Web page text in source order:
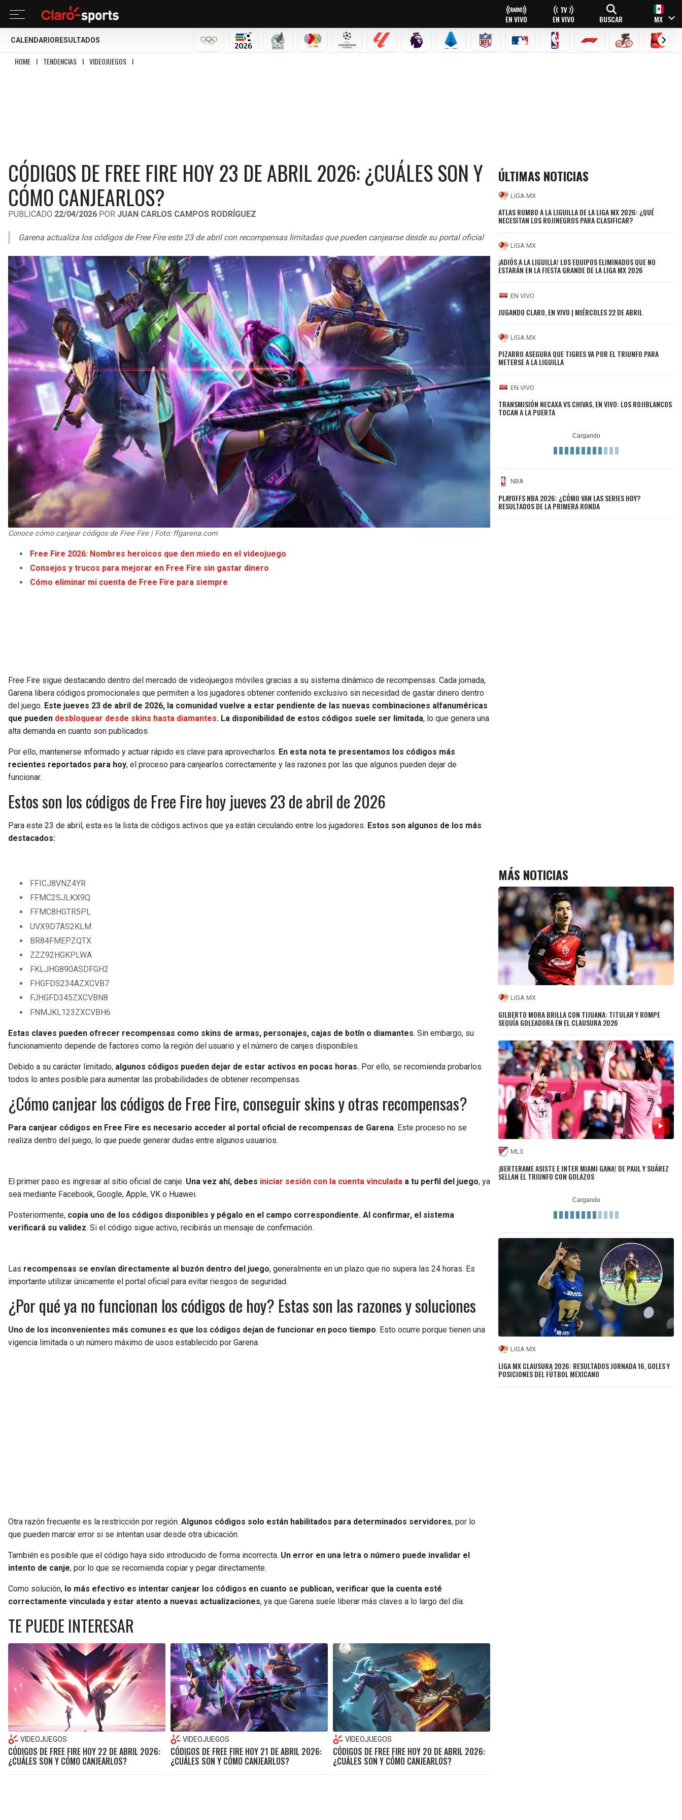
EN VIVO EN VIVO BUSCAR MX
CALENDARIO RESULTADOS
OLÍMPICOSMUNDIAL 2026SELECCIÓN MEXICANA
LIGA MX CHAMPIONS LEAGUE
LALIGA PREMIER LEAGUE
SERIE A NFL MLB NBA FÓRMULA 1CICLISMOBOXEO
HOME I TENDENCIAS I VIDEOJUEGOS I
CÓDIGOS DE FREE FIRE HOY 23 DE ABRIL 2026: ¿CUÁLES SON Y
CÓMO CANJEARLOS?
PUBLICADO 22/04/2026 POR JUAN CARLOS CAMPOS RODRÍGUEZ
Garena actualiza los códigos de Free Fire este 23 de abril con recompensas limitadas que pueden canjearse desde su portal oficial
Conoce cómo canjear códigos de Free Fire | Foto: ffgarena.com
Free Fire 2026: Nombres heroicos que den miedo en el videojuego
Consejos y trucos para mejorar en Free Fire sin gastar dinero
Cómo eliminar mi cuenta de Free Fire para siempre
Free Fire sigue destacando dentro del mercado de videojuegos móviles gracias a su sistema dinámico de recompensas. Cada jornada,
Garena libera códigos promocionales que permiten a los jugadores obtener contenido exclusivo sin necesidad de gastar dinero dentro
del juego. Este jueves 23 de abril de 2026, la comunidad vuelve a estar pendiente de las nuevas combinaciones alfanuméricas
que pueden desbloquear desde skins hasta diamantes. La disponibilidad de estos códigos suele ser limitada, lo que genera una
alta demanda en cuanto son publicados.
Por ello, mantenerse informado y actuar rápido es clave para aprovecharlos. En esta nota te presentamos los códigos más
recientes reportados para hoy, el proceso para canjearlos correctamente y las razones por las que algunos pueden dejar de
funcionar.
Estos son los códigos de Free Fire hoy jueves 23 de abril de 2026
Para este 23 de abril, esta es la lista de códigos activos que ya están circulando entre los jugadores. Estos son algunos de los más
destacados:
FFICJ8VNZ4YR
FFMC2SJLKX9Q
FFMC8HGTR5PL
UVX9D7AS2KLM
BR84FMEPZQTX
ZZZ92HGKPLWA
FKLJHG890ASDFGH2
FHGFDS234AZXCVB7
FJHGFD345ZXCVBN8
FNMJKL123ZXCVBH6
Estas claves pueden ofrecer recompensas como skins de armas, personajes, cajas de botín o diamantes. Sin embargo, su
funcionamiento depende de factores como la región del usuario y el número de canjes disponibles.
Debido a su carácter limitado, algunos códigos pueden dejar de estar activos en pocas horas. Por ello, se recomienda probarlos
todos lo antes posible para aumentar las probabilidades de obtener recompensas.
¿Cómo canjear los códigos de Free Fire, conseguir skins y otras recompensas?
Para canjear códigos en Free Fire es necesario acceder al portal oficial de recompensas de Garena. Este proceso no se
realiza dentro del juego, lo que puede generar dudas entre algunos usuarios.
El primer paso es ingresar al sitio oficial de canje. Una vez ahí, debes iniciar sesión con la cuenta vinculada a tu perfil del juego, ya
sea mediante Facebook, Google, Apple, VK o Huawei.
Posteriormente, copia uno de los códigos disponibles y pégalo en el campo correspondiente. Al confirmar, el sistema
verificará su validez. Si el código sigue activo, recibirás un mensaje de confirmación.
Las recompensas se envían directamente al buzón dentro del juego, generalmente en un plazo que no supera las 24 horas. Es
importante utilizar únicamente el portal oficial para evitar riesgos de seguridad.
¿Por qué ya no funcionan los códigos de hoy? Estas son las razones y soluciones
Uno de los inconvenientes más comunes es que los códigos dejan de funcionar en poco tiempo. Esto ocurre porque tienen una
vigencia limitada o un número máximo de usos establecido por Garena.
Otra razón frecuente es la restricción por región. Algunos códigos solo están habilitados para determinados servidores, por lo
que pueden marcar error si se intentan usar desde otra ubicación.
También es posible que el código haya sido introducido de forma incorrecta. Un error en una letra o número puede invalidar el
intento de canje, por lo que se recomienda copiar y pegar directamente.
Como solución, lo más efectivo es intentar canjear los códigos en cuanto se publican, verificar que la cuenta esté
correctamente vinculada y estar atento a nuevas actualizaciones, ya que Garena suele liberar más claves a lo largo del día.
TE PUEDE INTERESAR
VIDEOJUEGOS
CÓDIGOS DE FREE FIRE HOY 22 DE ABRIL 2026:
¿CUÁLES SON Y CÓMO CANJEARLOS?
VIDEOJUEGOS
CÓDIGOS DE FREE FIRE HOY 21 DE ABRIL 2026:
¿CUÁLES SON Y CÓMO CANJEARLOS?
VIDEOJUEGOS
CÓDIGOS DE FREE FIRE HOY 20 DE ABRIL 2026:
¿CUÁLES SON Y CÓMO CANJEARLOS?
ÚLTIMAS NOTICIAS
LIGA MX
ATLAS RUMBO A LA LIGUILLA DE LA LIGA MX 2026: ¿QUÉ
NECESITAN LOS ROJINEGROS PARA CLASIFICAR?
LIGA MX
¡ADIÓS A LA LIGUILLA! LOS EQUIPOS ELIMINADOS QUE NO
ESTARÁN EN LA FIESTA GRANDE DE LA LIGA MX 2026
EN VIVO
JUGANDO CLARO, EN VIVO | MIÉRCOLES 22 DE ABRIL
LIGA MX
PIZARRO ASEGURA QUE TIGRES VA POR EL TRIUNFO PARA
METERSE A LA LIGUILLA
EN VIVO
TRANSMISIÓN NECAXA VS CHIVAS, EN VIVO: LOS ROJIBLANCOS
TOCAN A LA PUERTA
NBA
PLAYOFFS NBA 2026: ¿CÓMO VAN LAS SERIES HOY?
RESULTADOS DE LA PRIMERA RONDA
MÁS NOTICIAS
LIGA MX
GILBERTO MORA BRILLA CON TIJUANA: TITULAR Y ROMPE
SEQUÍA GOLEADORA EN EL CLAUSURA 2026
MLS
¡BERTERAME ASISTE E INTER MIAMI GANA! DE PAUL Y SUÁREZ
SELLAN EL TRIUNFO CON GOLAZOS
LIGA MX
LIGA MX CLAUSURA 2026: RESULTADOS JORNADA 16, GOLES Y
POSICIONES DEL FÚTBOL MEXICANO